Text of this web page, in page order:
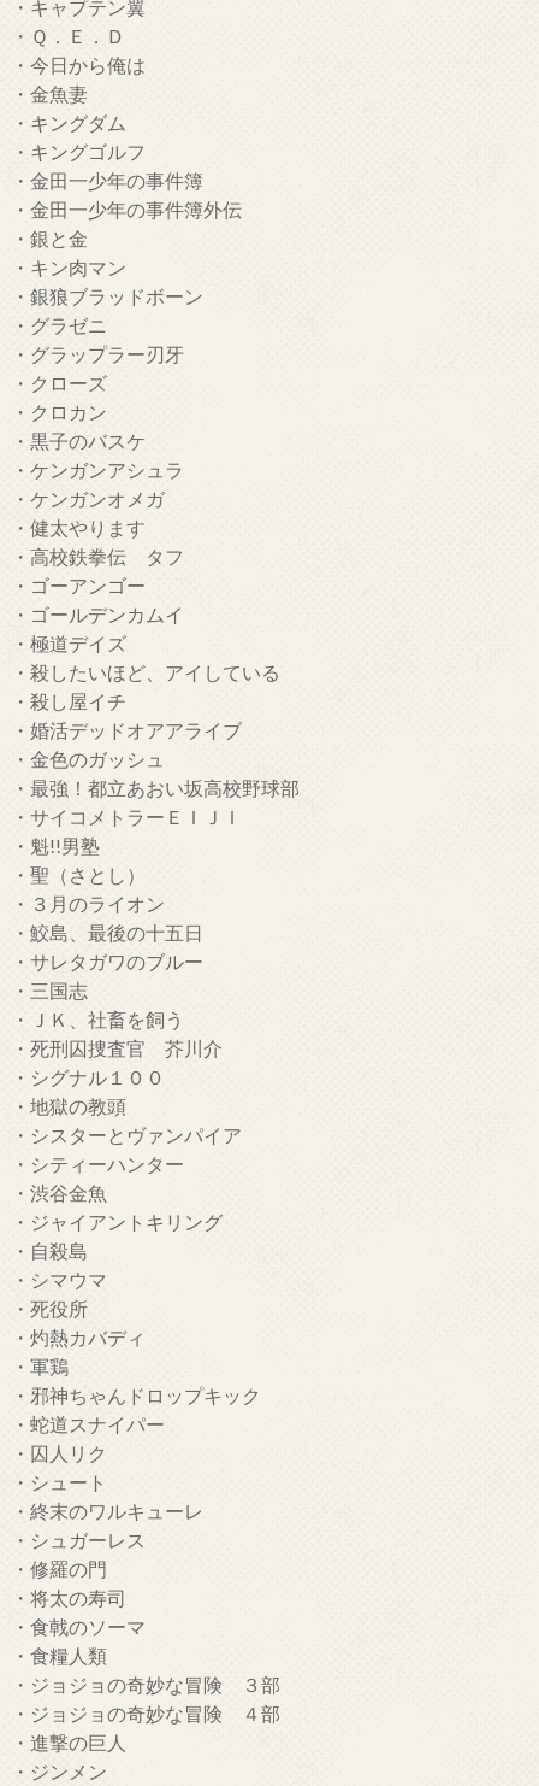
・キャプテン翼
・Ｑ．Ｅ．Ｄ
・今日から俺は
・金魚妻
・キングダム
・キングゴルフ
・金田一少年の事件簿
・金田一少年の事件簿外伝
・銀と金
・キン肉マン
・銀狼ブラッドボーン
・グラゼニ
・グラップラー刃牙
・クローズ
・クロカン
・黒子のバスケ
・ケンガンアシュラ
・ケンガンオメガ
・健太やります
・高校鉄拳伝 タフ
・ゴーアンゴー
・ゴールデンカムイ
・極道デイズ
・殺したいほど、アイしている
・殺し屋イチ
・婚活デッドオアアライブ
・金色のガッシュ
・最強！都立あおい坂高校野球部
・サイコメトラーＥＩＪＩ
・魁!!男塾
・聖（さとし）
・３月のライオン
・鮫島、最後の十五日
・サレタガワのブルー
・三国志
・ＪＫ、社畜を飼う
・死刑囚捜査官 芥川介
・シグナル１００
・地獄の教頭
・シスターとヴァンパイア
・シティーハンター
・渋谷金魚
・ジャイアントキリング
・自殺島
・シマウマ
・死役所
・灼熱カバディ
・軍鶏
・邪神ちゃんドロップキック
・蛇道スナイパー
・囚人リク
・シュート
・終末のワルキューレ
・シュガーレス
・修羅の門
・将太の寿司
・食戟のソーマ
・食糧人類
・ジョジョの奇妙な冒険 ３部
・ジョジョの奇妙な冒険 ４部
・進撃の巨人
・ジンメン